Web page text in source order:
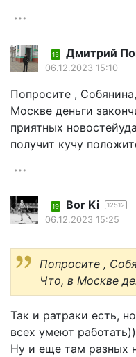
15 Дмитрий
06.12.2023 15:10
Попросите ,
Москве деньги
приятных
получит кучу
19 Bor Ki 12512
06.12.2023 15:25
Попросите ,
Что, в Москве
Так и ратраки есть,
всех умеют
Ну и еще там разных